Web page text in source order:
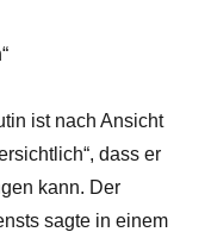
ist nach Ansicht
dass er
kann. Der
sagte in einem